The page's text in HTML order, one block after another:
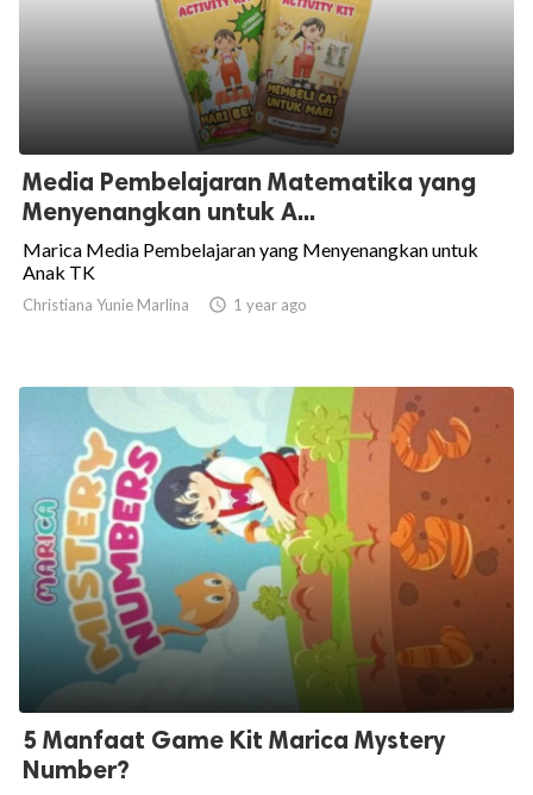
Media Pembelajaran Matematika yang
Menyenangkan untuk A...
Marica Media Pembelajaran yang Menyenangkan untuk
Anak TK
Christiana Yunie Marlina  1 year ago
5 Manfaat Game Kit Marica Mystery
Number?